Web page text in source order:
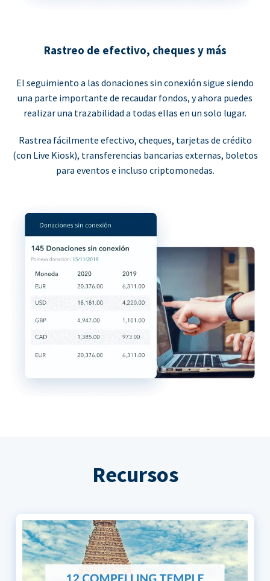
Rastreo de efectivo, cheques y más
El seguimiento a las donaciones sin conexión sigue siendo
una parte importante de recaudar fondos, y ahora puedes
realizar una trazabilidad a todas ellas en un solo lugar.
Rastrea fácilmente efectivo, cheques, tarjetas de crédito
(con Live Kiosk), transferencias bancarias externas, boletos
para eventos e incluso criptomonedas.
Recursos